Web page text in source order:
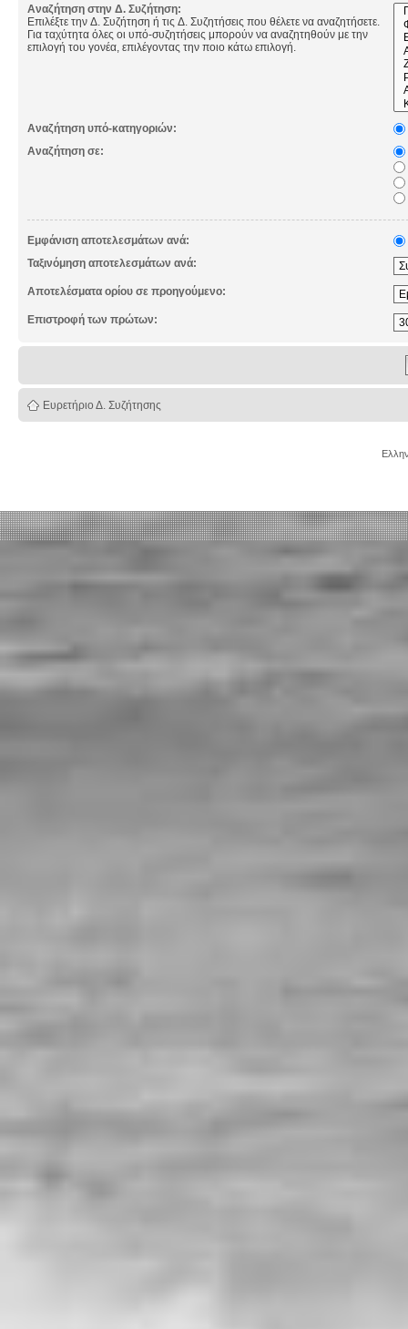
Αναζήτηση στην Δ. Συζήτηση:
Επιλέξτε την Δ. Συζήτηση ή τις Δ. Συζητήσεις που θέλετε να αναζητήσετε.
Για ταχύτητα όλες οι υπό-συζητήσεις μπορούν να αναζητηθούν με την
επιλογή του γονέα, επιλέγοντας την ποιο κάτω επιλογή.
Αναζήτηση υπό-κατηγοριών:
Αναζήτηση σε:
Εμφάνιση αποτελεσμάτων ανά:
Ταξινόμηση αποτελεσμάτων ανά:
Αποτελέσματα ορίου σε προηγούμενο:
Επιστροφή των πρώτων:
Ευρετήριο Δ. Συζήτησης